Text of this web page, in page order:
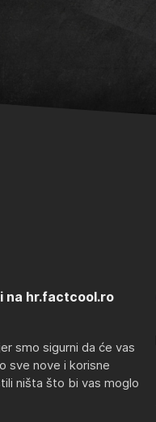
na hr.factcool.ro
smo sigurni da će vas
sve nove i korisne
ništa što bi vas moglo